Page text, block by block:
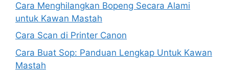
Cara Menghilangkan Bopeng Secara Alami
untuk Kawan Mastah
Cara Scan di Printer Canon
Cara Buat Sop: Panduan Lengkap Untuk Kawan
Mastah